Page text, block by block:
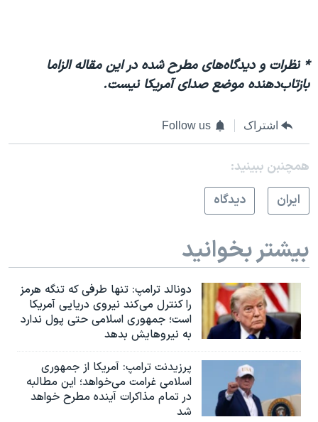
* نظرات و دیدگاه‌های مطرح شده در این مقاله الزاما
بازتاب‌دهنده موضع صدای آمریکا نیست.
اشتراک Follow us
همچنبن ببینید:
ايران
دیدگاه
بیشتر بخوانید
دونالد ترامپ: تنها طرفی که تنگه هرمز
را کنترل می‌کند نیروی دریایی آمریکا
است؛ جمهوری اسلامی حتی پول ندارد
به نیروهایش بدهد
پرزیدنت ترامپ: آمریکا از جمهوری
اسلامی غرامت می‌خواهد؛ این مطالبه
در تمام مذاکرات آینده مطرح خواهد
شد